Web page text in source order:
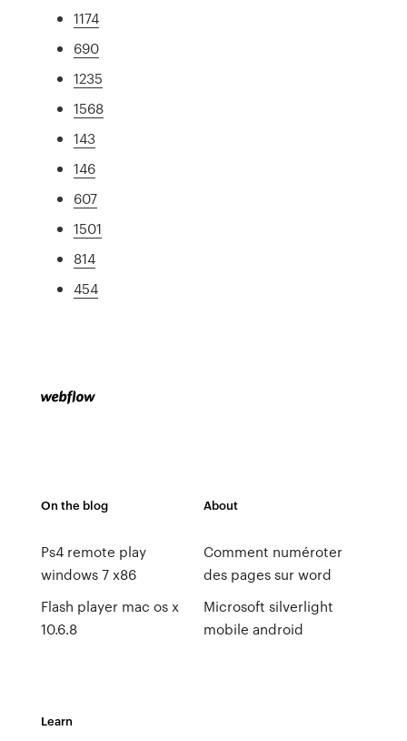
1174
690
1235
1568
143
146
607
1501
814
454
On the blog
Ps4 remote play
windows 7 x86
Flash player mac os x
10.6.8
About
Comment numéroter
des pages sur word
Microsoft silverlight
mobile android
Learn